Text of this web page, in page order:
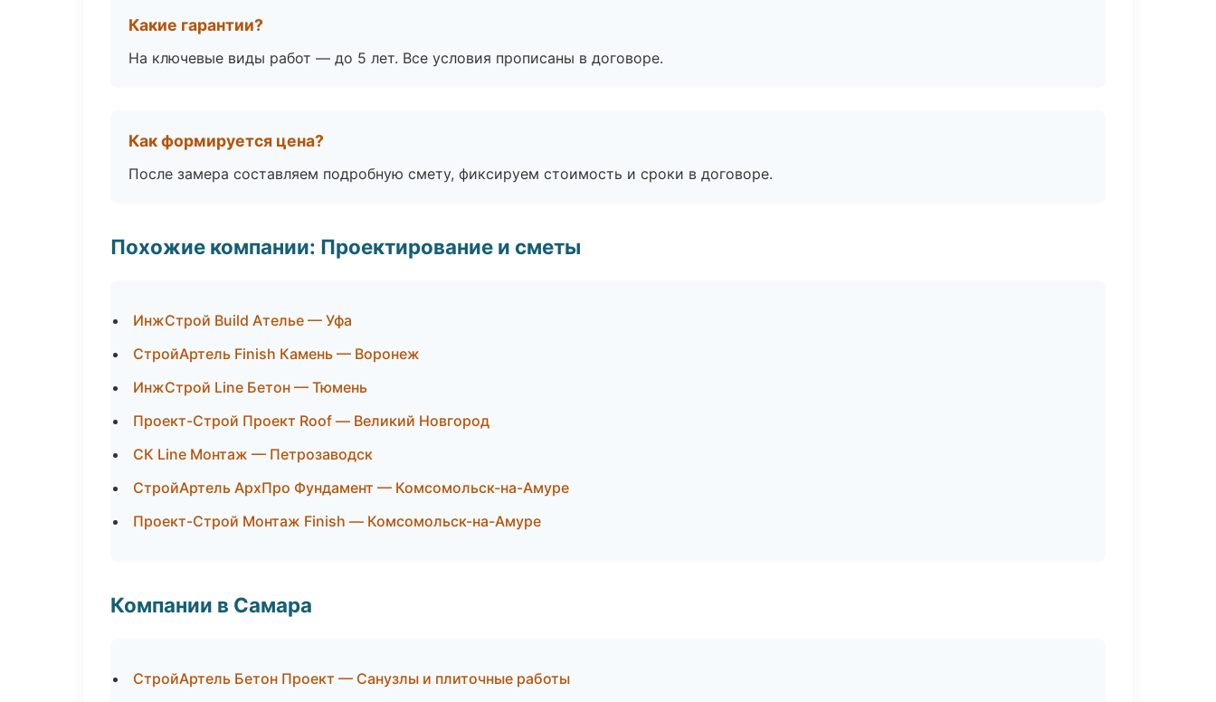
Какие гарантии?
На ключевые виды работ — до 5 лет. Все условия прописаны в договоре.
Как формируется цена?
После замера составляем подробную смету, фиксируем стоимость и сроки в договоре.
Похожие компании: Проектирование и сметы
ИнжСтрой Build Ателье — Уфа
СтройАртель Finish Камень — Воронеж
ИнжСтрой Line Бетон — Тюмень
Проект-Строй Проект Roof — Великий Новгород
СК Line Монтаж — Петрозаводск
СтройАртель АрхПро Фундамент — Комсомольск-на-Амуре
Проект-Строй Монтаж Finish — Комсомольск-на-Амуре
Компании в Самара
СтройАртель Бетон Проект — Санузлы и плиточные работы